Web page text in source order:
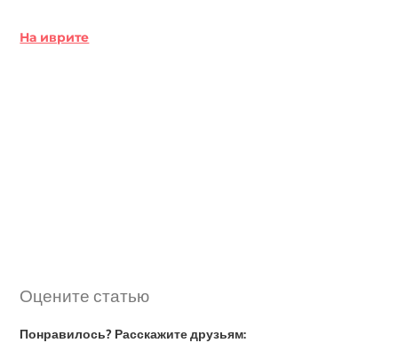
На иврите
Оцените статью
Понравилось? Расскажите друзьям: